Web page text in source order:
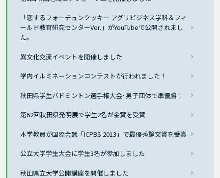
「恋するフォーチュンクッキー アグリビジネス学科＆フィ
ールド教育研究センターVer.」がYouTubeで公開されまし
た。
異文化交流イベントを開催しました
学内イルミネーションコンテストが行われました！
秋田県学生バドミントン選手権大会･男子団体で準優勝！
第62回秋田県発明展で学生2名が金賞を受賞
本学教員が国際会議「ICPBS 2013」で最優秀論文賞を受賞
公立大学学生大会に学生3名が参加しました
秋田県立大学公開講座を開催しました